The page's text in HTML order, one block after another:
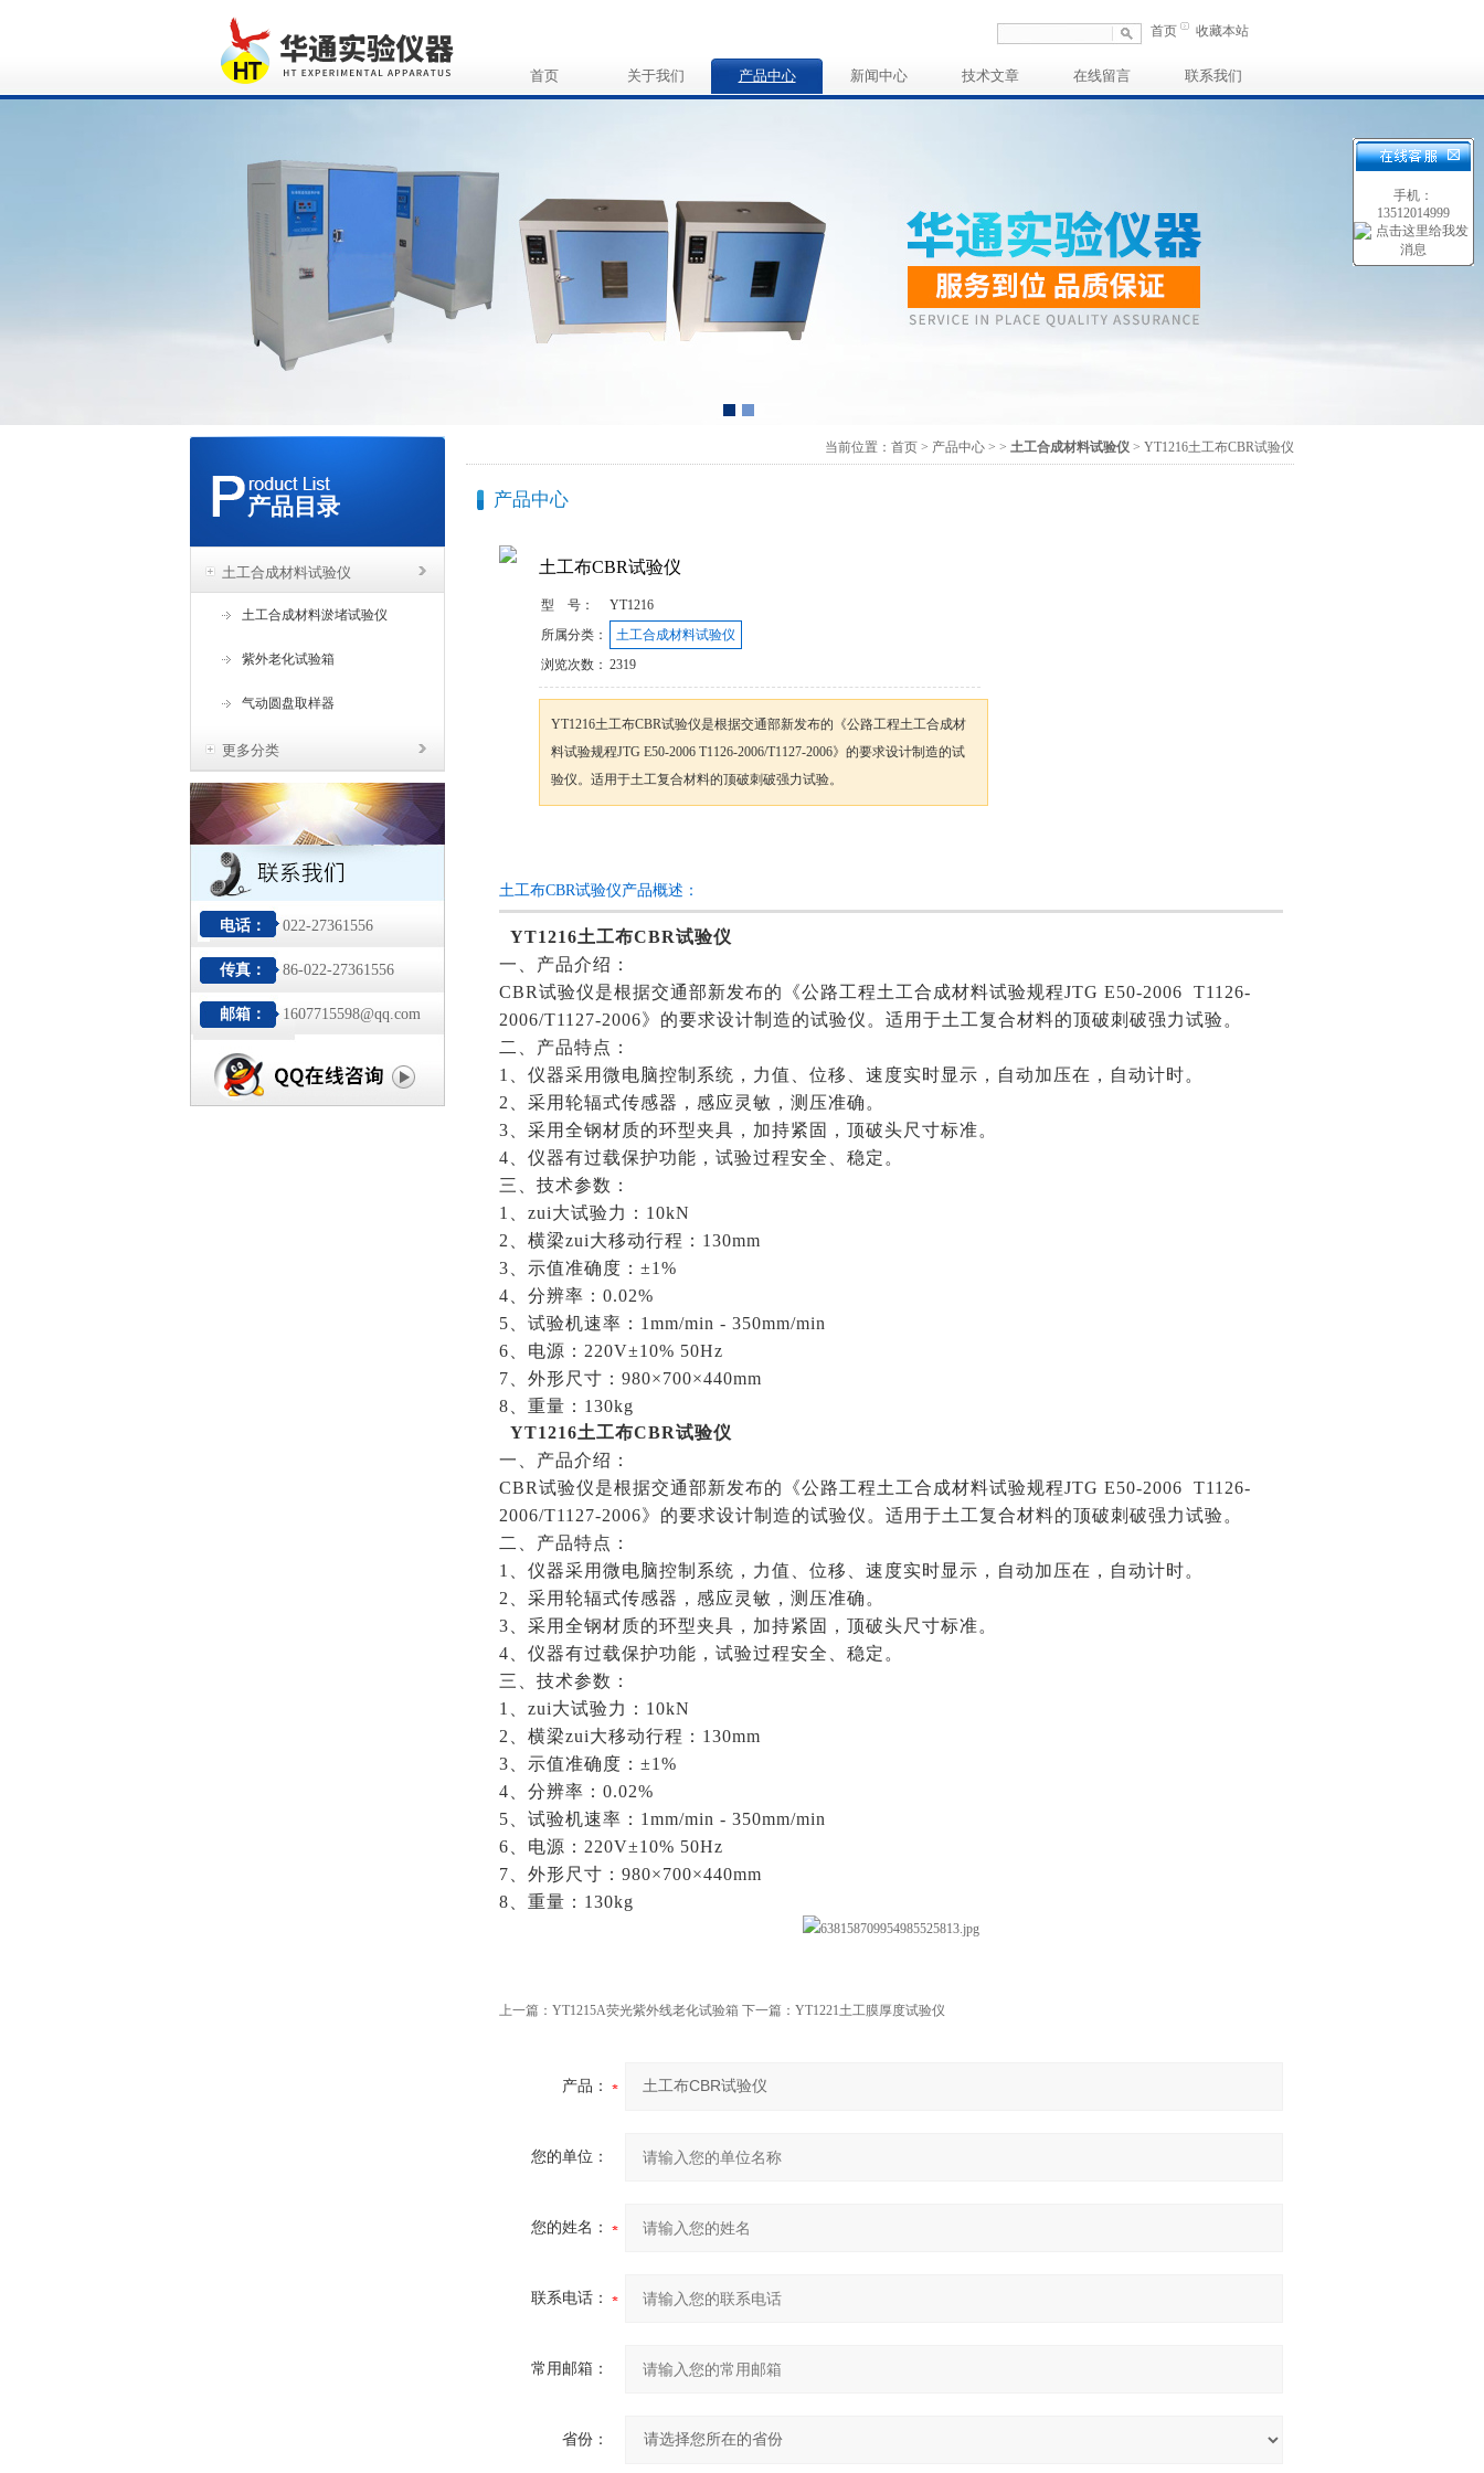
首页 收藏本站
首页 关于我们 产品中心 新闻中心 技术文章 在线留言 联系我们
产品目录
土工合成材料试验仪
土工合成材料淤堵试验仪
紫外老化试验箱
气动圆盘取样器
更多分类
电话： 022-27361556
传真： 86-022-27361556
邮箱： 1607715598@qq.com
当前位置： 首页 > 产品中心 > > 土工合成材料试验仪 > YT1216土工布CBR试验仪
产品中心
土工布CBR试验仪
型 号：
YT1216
所属分类：
土工合成材料试验仪
浏览次数： 2319
YT1216土工布CBR试验仪是根据交通部新发布的《公路工程土工合成材
料试验规程JTG E50-2006 T1126-2006/T1127-2006》的要求设计制造的试
验仪。适用于土工复合材料的顶破刺破强力试验。
土工布CBR试验仪产品概述：
YT1216土工布CBR试验仪
一、产品介绍：
CBR试验仪是根据交通部新发布的《公路工程土工合成材料试验规程JTG E50-2006 T1126-
2006/T1127-2006》的要求设计制造的试验仪。适用于土工复合材料的顶破刺破强力试验。
二、产品特点：
1、仪器采用微电脑控制系统，力值、位移、速度实时显示，自动加压在，自动计时。
2、采用轮辐式传感器，感应灵敏，测压准确。
3、采用全钢材质的环型夹具，加持紧固，顶破头尺寸标准。
4、仪器有过载保护功能，试验过程安全、稳定。
三、技术参数：
1、zui大试验力：10kN
2、横梁zui大移动行程：130mm
3、示值准确度：±1%
4、分辨率：0.02%
5、试验机速率：1mm/min - 350mm/min
6、电源：220V±10% 50Hz
7、外形尺寸：980×700×440mm
8、重量：130kg
YT1216土工布CBR试验仪
一、产品介绍：
CBR试验仪是根据交通部新发布的《公路工程土工合成材料试验规程JTG E50-2006 T1126-
2006/T1127-2006》的要求设计制造的试验仪。适用于土工复合材料的顶破刺破强力试验。
二、产品特点：
1、仪器采用微电脑控制系统，力值、位移、速度实时显示，自动加压在，自动计时。
2、采用轮辐式传感器，感应灵敏，测压准确。
3、采用全钢材质的环型夹具，加持紧固，顶破头尺寸标准。
4、仪器有过载保护功能，试验过程安全、稳定。
三、技术参数：
1、zui大试验力：10kN
2、横梁zui大移动行程：130mm
3、示值准确度：±1%
4、分辨率：0.02%
5、试验机速率：1mm/min - 350mm/min
6、电源：220V±10% 50Hz
7、外形尺寸：980×700×440mm
8、重量：130kg
上一篇： YT1215A荧光紫外线老化试验箱 下一篇： YT1221土工膜厚度试验仪
产品：
您的单位：
您的姓名：
联系电话：
常用邮箱：
省份：
手机：
13512014999